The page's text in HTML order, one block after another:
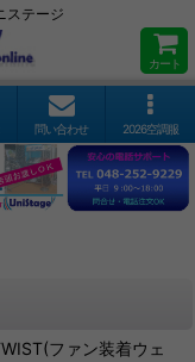
ステージ
カート
問い合わせ 2026空調服
ファン装着ウェ